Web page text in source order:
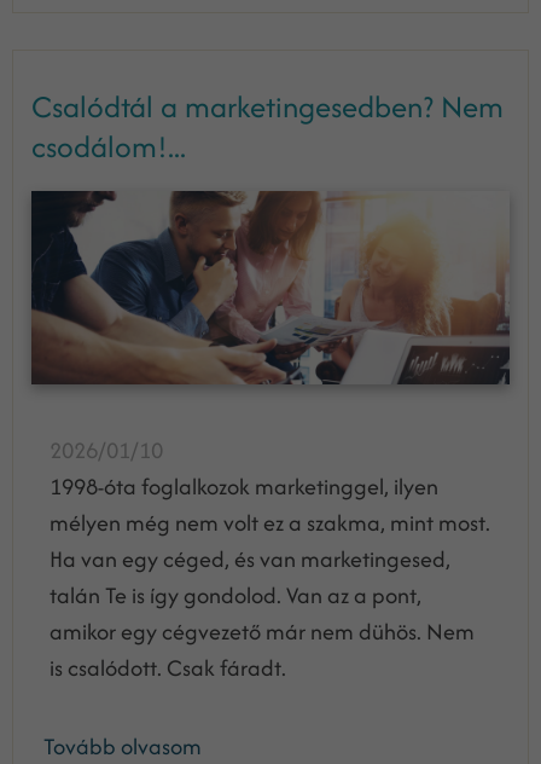
Csalódtál a marketingesedben? Nem
csodálom!...
2026/01/10
1998-óta foglalkozok marketinggel, ilyen
mélyen még nem volt ez a szakma, mint most.
Ha van egy céged, és van marketingesed,
talán Te is így gondolod. Van az a pont,
amikor egy cégvezető már nem dühös. Nem
is csalódott. Csak fáradt.
Tovább olvasom